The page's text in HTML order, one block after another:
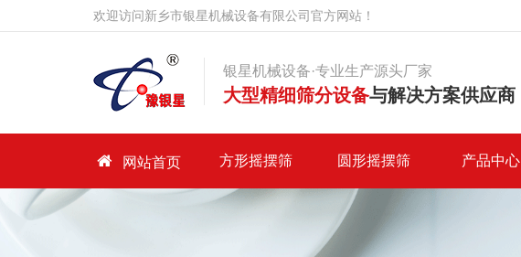
欢迎访问新乡市银星机械设备有限公司官方网站！
银星机械设备·专业生产源头厂家
大型精细筛分设备与解决方案供应商
首页
网站首页 方形摇摆筛 圆形摇摆筛 产品中心